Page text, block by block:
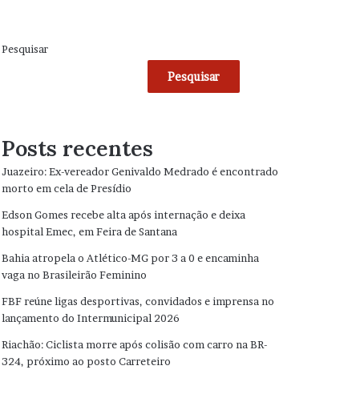
Pesquisar
Pesquisar
Posts recentes
Juazeiro: Ex-vereador Genivaldo Medrado é encontrado
morto em cela de Presídio
Edson Gomes recebe alta após internação e deixa
hospital Emec, em Feira de Santana
Bahia atropela o Atlético-MG por 3 a 0 e encaminha
vaga no Brasileirão Feminino
FBF reúne ligas desportivas, convidados e imprensa no
lançamento do Intermunicipal 2026
Riachão: Ciclista morre após colisão com carro na BR-
324, próximo ao posto Carreteiro